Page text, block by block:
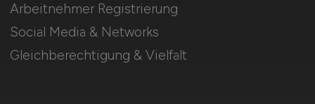
Arbeitnehmer Registrierung
Social Media & Networks
Gleichberechtigung & Vielfalt